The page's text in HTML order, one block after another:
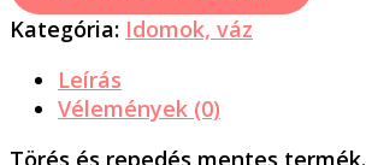
Kategória: Idomok, váz
Leírás
Vélemények (0)
Törés és repedés mentes termék.